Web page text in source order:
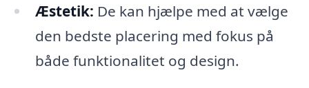
Æstetik: De kan hjælpe med at vælge
den bedste placering med fokus på
både funktionalitet og design.